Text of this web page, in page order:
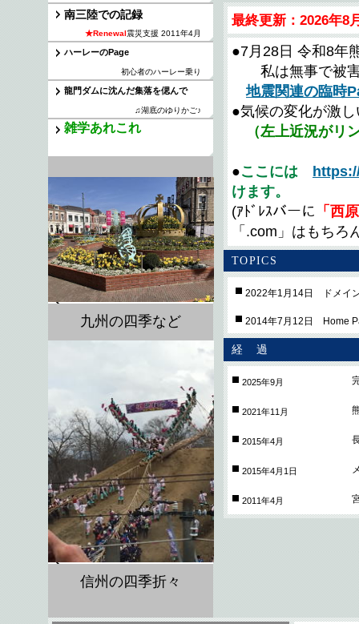
最終更新：2026年8
●7月28日 令和8年
私は無事で被害
地震関連の臨時
●気候の変化が激
（左上近況がリ
●ここには
けます。
(ｱﾄﾞﾚｽバーに 「西
「.com」はもちろ
TOPICS
2022年1月14日 ドメイ
2014年7月12日 Home
経 過
2025年9月
2021年11月
2015年4月
2015年4月1日
2011年4月
★Renewal震災支援 2011年4月
南三陸での記録
初心者のハーレー乗り
ハーレーのPage
♫湖底のゆりかご♪
龍門ダムに沈んだ集落を偲んで
雑学あれこれ
九州の四季など
信州の四季折々